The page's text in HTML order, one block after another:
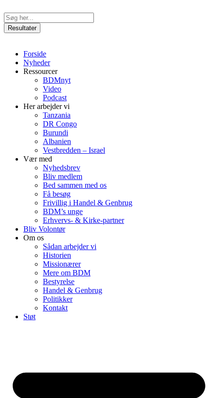
til
indhold
Search
...Resultater
Forside
Nyheder
Ressourcer
BDMnyt
Video
Podcast
Her arbejder vi
Tanzania
DR Congo
Burundi
Albanien
Vestbredden – Israel
Vær med
Nyhedsbrev
Bliv medlem
Bed sammen med os
Få besøg
Frivillig i Handel & Genbrug
BDM’s unge
Erhvervs- & Kirke-partner
Bliv Volontør
Om os
Sådan arbejder vi
Historien
Missionærer
Mere om BDM
Bestyrelse
Handel & Genbrug
Politikker
Kontakt
Støt